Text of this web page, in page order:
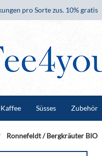
pro Sorte zus. 10% gratis
Kaffee Süsses Zubehör
Ronnefeldt / Bergkräuter BIO